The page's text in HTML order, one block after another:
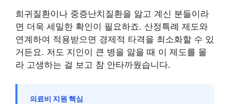
희귀질환이나 중증난치질환을 앓고 계신 분들이라
면 더욱 세밀한 확인이 필요하죠. 산정특례 제도와
연계하여 적용받으면 경제적 타격을 최소화할 수 있
거든요. 저도 지인이 큰 병을 앓을 때 이 제도를 몰
라 고생하는 걸 보고 참 안타까웠습니다.
의료비 지원 핵심